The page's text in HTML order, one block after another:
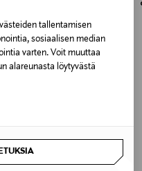
tallentamisen
sosiaalisen median
varten. Voit muuttaa
alareunasta löytyvästä
ETUKUPONKITUOTE